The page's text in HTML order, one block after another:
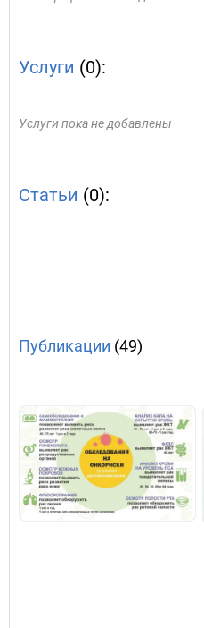
Услуги (0):
Услуги пока не добавлены
Статьи (0):
Публикации (49)